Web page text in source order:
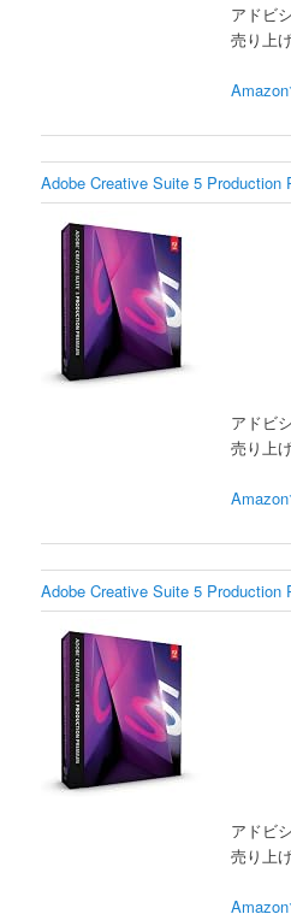
アドビ
売り上
Adobe Creative Suite 5 Production
アドビ
売り上
Adobe Creative Suite 5 Production
アドビ
売り上